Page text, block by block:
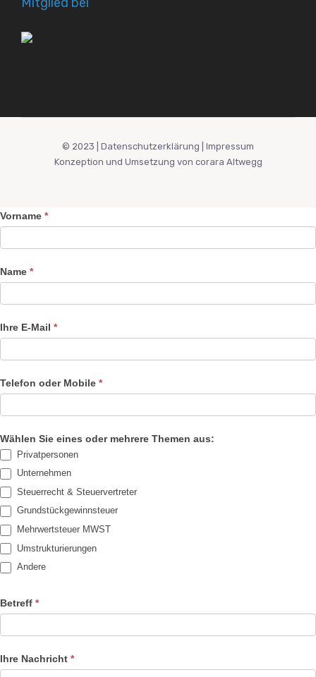
© 2023 | Datenschutzerklärung | Impressum
Konzeption und Umsetzung von corara Altwegg
Kontaktformular
Vorname *
Name *
Ihre E-Mail *
Telefon oder Mobile *
Wählen Sie eines oder mehrere Themen aus:
Privatpersonen
Unternehmen
Steuerrecht & Steuervertreter
Grundstückgewinnsteuer
Mehrwertsteuer MWST
Umstrukturierungen
Andere
Betreff *
Ihre Nachricht *